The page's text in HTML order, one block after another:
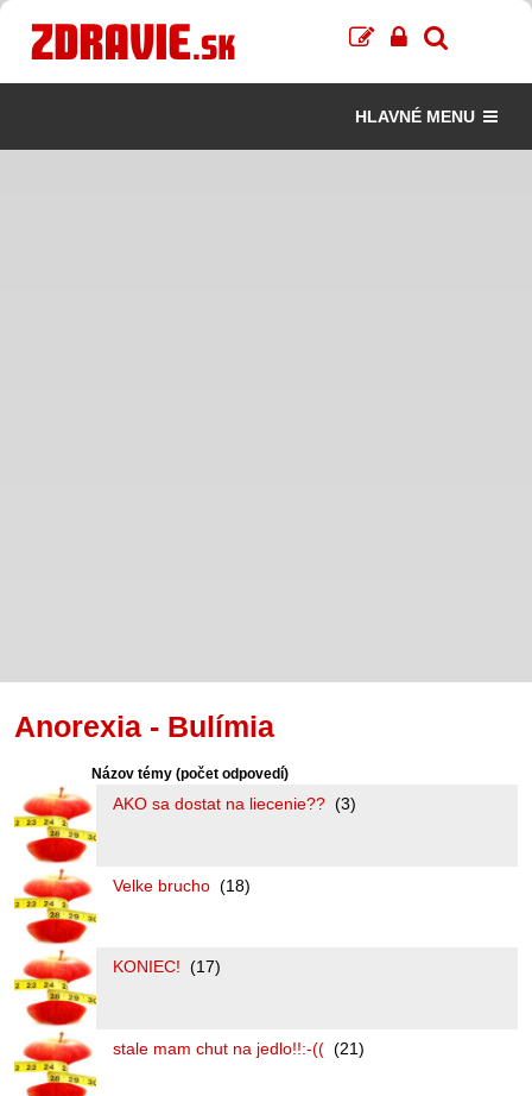
HLAVNÉ MENU
Anorexia - Bulímia
Názov témy (počet odpovedí)
AKO sa dostat na liecenie?? (3)
Velke brucho (18)
KONIEC! (17)
stale mam chut na jedlo!!:-(( (21)